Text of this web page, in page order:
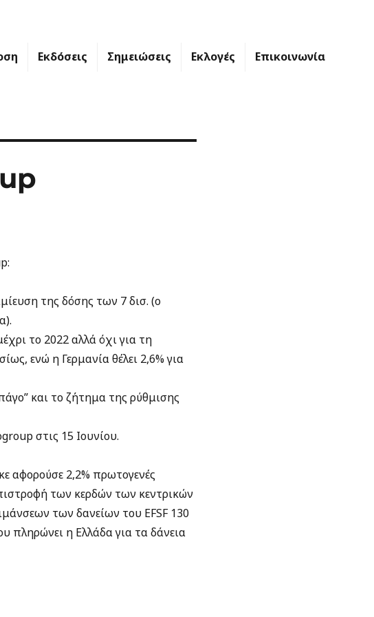
Εκδόσεις Σημειώσεις Εκλογές Επικοινωνία
της δόσης των 7 δισ. (ο
το 2022 αλλά όχι για τη
ενώ η Γερμανία θέλει 2,6% για
και το ζήτημα της ρύθμισης
στις 15 Ιουνίου.
αφορούσε 2,2% πρωτογενές
των κερδών των κεντρικών
των δανείων του EFSF 130
πληρώνει η Ελλάδα για τα δάνεια